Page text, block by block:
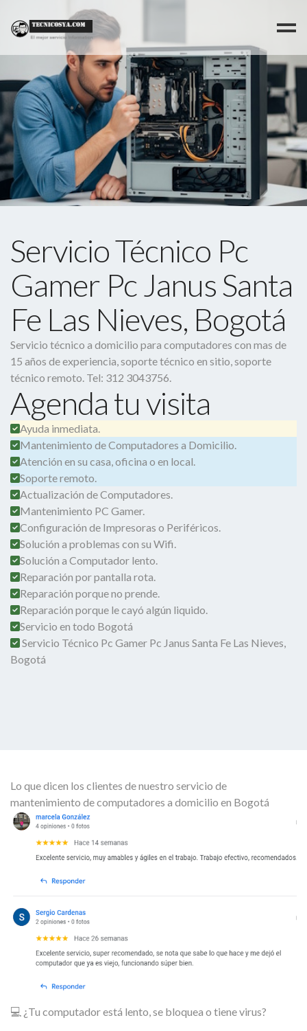
Servicio Técnico Pc
Gamer Pc Janus Santa
Fe Las Nieves, Bogotá
Servicio técnico a domicilio para computadores con mas de
15 años de experiencia, soporte técnico en sitio, soporte
técnico remoto. Tel: 312 3043756.
Agenda tu visita
Ayuda inmediata.
Mantenimiento de Computadores a Domicilio.
Atención en su casa, oficina o en local.
Soporte remoto.
Actualización de Computadores.
Mantenimiento PC Gamer.
Configuración de Impresoras o Periféricos.
Solución a problemas con su Wifi.
Solución a Computador lento.
Reparación por pantalla rota.
Reparación porque no prende.
Reparación porque le cayó algún liquido.
Servicio en todo Bogotá
Servicio Técnico Pc Gamer Pc Janus Santa Fe Las Nieves,
Bogotá
Lo que dicen los clientes de nuestro servicio de
mantenimiento de computadores a domicilio en Bogotá
💻 ¿Tu computador está lento, se bloquea o tiene virus?